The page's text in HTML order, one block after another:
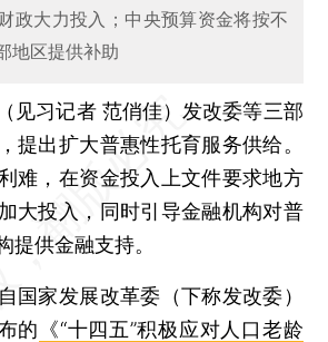
政大力投入；中央预算资金将按不
地区提供补助
见习记者 范俏佳） 发改委等三部
提出扩大普惠性托育服务供给。
难，在资金投入上文件要求地方
大投入，同时引导金融机构对普
提供金融支持。
家发展改革委（下称发改委）
的 《“十四五”积极应对人口老龄